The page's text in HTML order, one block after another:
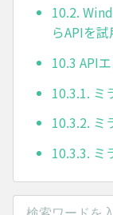
10.2.
らAPIを
10.3 API
10.3.1. ミ
10.3.2. ミ
10.3.3. ミ